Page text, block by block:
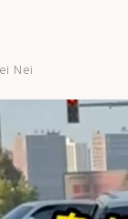
Nei